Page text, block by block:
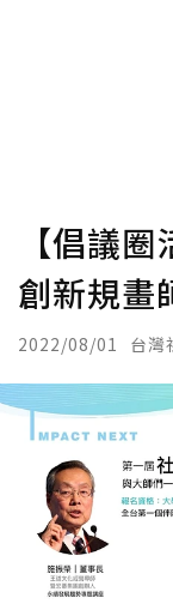
【倡議
創新規畫
2022/08/01 台灣